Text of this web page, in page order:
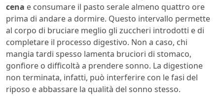
cena e consumare il pasto serale almeno quattro ore
prima di andare a dormire. Questo intervallo permette
al corpo di bruciare meglio gli zuccheri introdotti e di
completare il processo digestivo. Non a caso, chi
mangia tardi spesso lamenta bruciori di stomaco,
gonfiore o difficoltà a prendere sonno. La digestione
non terminata, infatti, può interferire con le fasi del
riposo e abbassare la qualità del sonno stesso.